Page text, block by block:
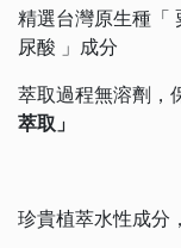
精選台灣原生種「
尿酸 」成分
萃取過程無溶劑，
萃取」
珍貴植萃水性成分